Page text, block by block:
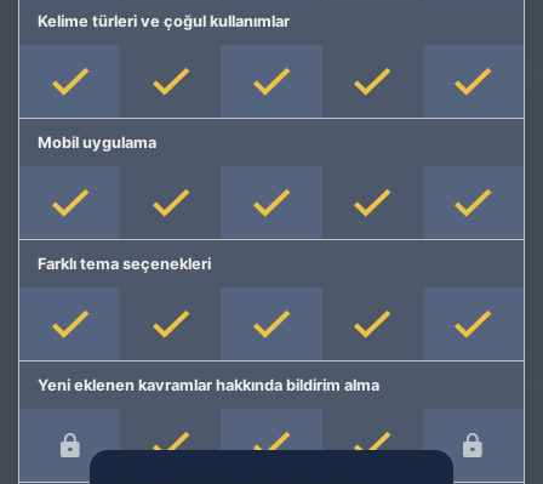
Kelime türleri ve çoğul kullanımlar
Mobil uygulama
Farklı tema seçenekleri
Yeni eklenen kavramlar hakkında bildirim alma